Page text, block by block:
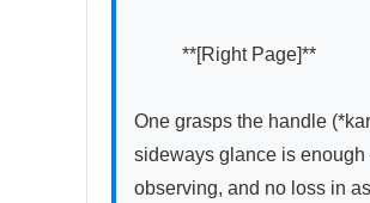
One grasps the handle
sideways glance is
observing, and no loss in